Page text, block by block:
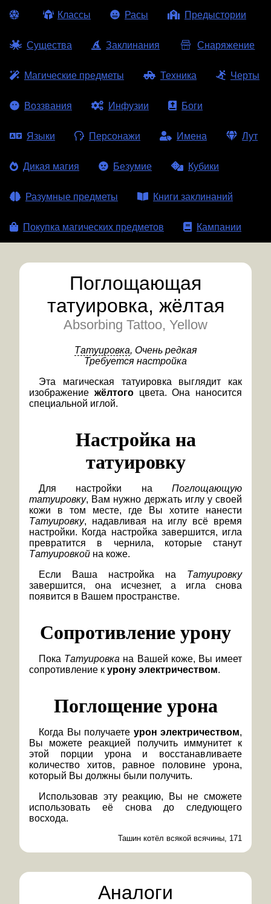
Классы Расы Предыстории
Существа Заклинания Снаряжение
Магические предметы Техника Черты
Воззвания Инфузии Боги
Языки Персонажи Имена Лут
Дикая магия Безумие Кубики
Разумные предметы Книги заклинаний
Покупка магических предметов Кампании
Поглощающая
татуировка, жёлтая
Absorbing Tattoo, Yellow
Татуировка, Очень редкая
Требуется настройка
Эта магическая татуировка выглядит как
изображение жёлтогоцвета. Она наносится
специальной иглой.
Настройка на
татуировку
Для настройки на Поглощающую
татуировку, Вам нужно держать иглу у своей
кожи в том месте, где Вы хотите нанести
Татуировку, надавливая на иглу всё время
настройки. Когда настройка завершится, игла
превратится в чернила, которые станут
Татуировкой на коже.
Если Ваша настройка на Татуировку
завершится, она исчезнет, а игла снова
появится в Вашем пространстве.
Сопротивление урону
Пока Татуировка на Вашей коже, Вы имеет
сопротивление к урону электричеством.
Поглощение урона
Когда Вы получаете урон электричеством,
Вы можете реакцией получить иммунитет к
этой порции урона и восстанавливаете
количество хитов, равное половине урона,
который Вы должны были получить.
Использовав эту реакцию, Вы не сможете
использовать её снова до следующего
восхода.
Ташин котёл всякой всячины, 171
Аналоги